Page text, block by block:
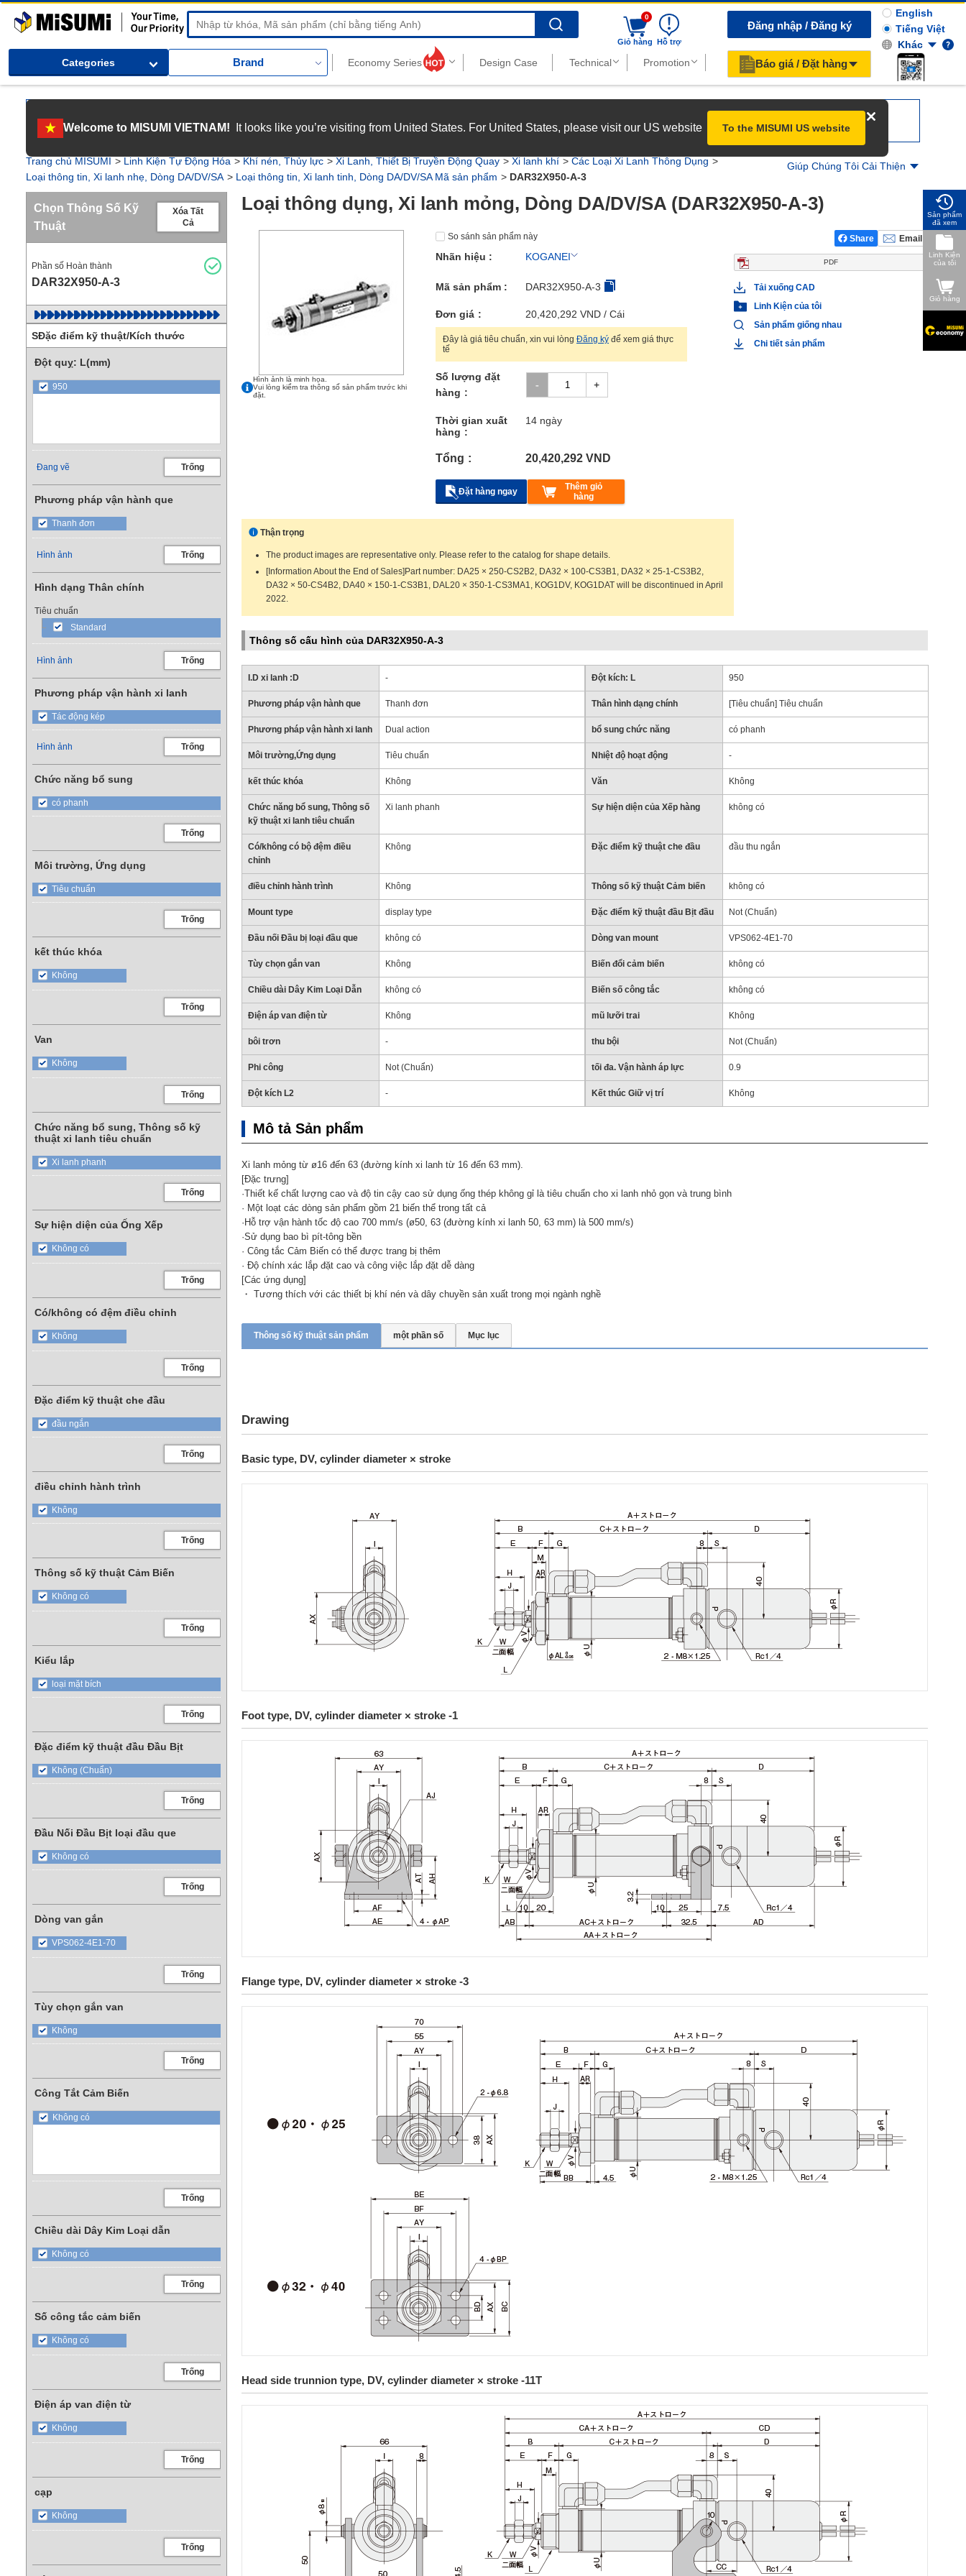
MiSUMi
Search
0
Giỏ hàng Hỗ trợ
Categories Brand
Đăng nhập / Đăng ký
Báo giá / Đặt hàng
English
Tiếng Việt
Khác
Welcome to MISUMI VIETNAM! It looks like you’re visiting from United States. For United States, please visit our US website To the MISUMI US website
[Recruitment] We're hiring! Grab your ultimate career opportunity & enjoy top-tier benefits at MISUMI Vietnam.See more
Trang chủ MISUMI Linh Kiện Tự Động Hóa Khí nén, Thủy lực Xi Lanh, Thiết Bị Truyền Động Quay Xi lanh khí
Các Loại Xi Lanh Thông Dụng
Loại thông tin, Xi lanh nhẹ, Dòng DA/DV/SA
Loại thông tin, Xi lanh tinh, Dòng DA/DV/SA Mã sản phẩm DAR32X950-A-3
Giúp Chúng Tôi Cải Thiện
Chọn Thông Số Kỹ
Thuật
Xóa Tất
Cả
Phần số Hoàn thành
DAR32X950-A-3
SĐặc điểm kỹ thuật/Kích thước
Đột quỵ: L(mm)
950
Đang vẽ Trống
Phương pháp vận hành que
Thanh đơn
Hình ảnh Trống
Hình dạng Thân chính
Tiêu chuẩn
Standard
Hình ảnh Trống
Phương pháp vận hành xi lanh
Tác động kép
Hình ảnh Trống
Chức năng bổ sung
có phanh
Trống
Môi trường, Ứng dụng
Tiêu chuẩn
Trống
kết thúc khóa
Không
Trống
Van
Không
Trống
Chức năng bổ sung, Thông số kỹ
thuật xi lanh tiêu chuẩn
Xi lanh phanh
Trống
Sự hiện diện của Ống Xếp
Không có
Trống
Có/không có đệm điều chỉnh
Không
Trống
Đặc điểm kỹ thuật che đầu
đầu ngắn
Trống
điều chỉnh hành trình
Không
Trống
Thông số kỹ thuật Cảm Biến
Không có
Trống
Kiểu lắp
loại mặt bích
Trống
Đặc điểm kỹ thuật đầu Đầu Bịt
Không (Chuẩn)
Trống
Đầu Nối Đầu Bịt loại đầu que
Không có
Trống
Dòng van gắn
VPS062-4E1-70
Trống
Tùy chọn gắn van
Không
Trống
Công Tắt Cảm Biến
Không có
Trống
Chiều dài Dây Kim Loại dẫn
Không có
Trống
Số công tắc cảm biến
Không có
Trống
Điện áp van điện từ
Không
Trống
cạp
Không
Trống
Loại thông dụng, Xi lanh mỏng, Dòng DA/DV/SA (DAR32X950-A-3)
Hình ảnh là minh họa.
Vui lòng kiểm tra thông số sản phẩm trước khi
đặt.
So sánh sản phẩm này
Nhãn hiệu : KOGANEI
Mã sản phẩm : DAR32X950-A-3
Đơn giá 20,420,292 VND / Cái
Đây là giá tiêu chuẩn, xin vui lòng Đăng ký để xem giá thực
tế
Số lượng đặt
hàng
Thời gian xuất
hàng
14 ngày
Tổng 20,420,292 VND
Đặt hàng ngay
Thêm giỏ
hàng
Thận trọng
The product images are representative only. Please refer to the catalog for shape details.
[Information About the End of Sales]Part number: DA25 × 250-CS2B2, DA32 × 100-CS3B1, DA32 × 25-1-CS3B2,
DA32 × 50-CS4B2, DA40 × 150-1-CS3B1, DAL20 × 350-1-CS3MA1, KOG1DV, KOG1DAT will be discontinued in April
2022.
Share Email
PDF
Tải xuống CAD
Linh Kiện của tôi
Sản phẩm giống nhau
Chi tiết sản phẩm
Thông số cấu hình của DAR32X950-A-3
I.D xi lanh :D - Đột kích: L 950
Phương pháp vận hành que Thanh đơn Thân hình dạng chính [Tiêu chuẩn] Tiêu chuẩn
Phương pháp vận hành xi lanh Dual action bổ sung chức năng có phanh
Môi trường,Ứng dụng Tiêu chuẩn Nhiệt độ hoạt động -
kết thúc khóa Không Văn Không
Chức năng bổ sung, Thông số
kỹ thuật xi lanh tiêu chuẩn
Xi lanh phanh Sự hiện diện của Xếp hàng không có
Có/không có bộ đệm điều
chỉnh
Không Đặc điểm kỹ thuật che đầu đầu thu ngắn
điều chỉnh hành trình Không Thông số kỹ thuật Cảm biến không có
Mount type display type Đặc điểm kỹ thuật đầu Bịt đầu Not (Chuẩn)
Đầu nối Đầu bị loại đầu que không có Dòng van mount VPS062-4E1-70
Tùy chọn gắn van Không Biến đổi cảm biến không có
Chiều dài Dây Kim Loại Dẫn không có Biến số công tắc không có
Điện áp van điện từ Không mũ lưỡi trai Không
bôi trơn - thu bội Not (Chuẩn)
Phi công Not (Chuẩn) tối đa. Vận hành áp lực 0.9
Đột kích L2 - Kết thúc Giữ vị trí Không
Mô tả Sản phẩm
Xi lanh mỏng từ ø16 đến 63 (đường kính xi lanh từ 16 đến 63 mm).
[Đặc trưng]
·Thiết kế chất lượng cao và độ tin cậy cao sử dụng ống thép không gỉ là tiêu chuẩn cho xi lanh nhỏ gọn và trung bình
· Một loạt các dòng sản phẩm gồm 21 biến thể trong tất cả
·Hỗ trợ vận hành tốc độ cao 700 mm/s (ø50, 63 (đường kính xi lanh 50, 63 mm) là 500 mm/s)
·Sử dụng bao bì pít-tông bền
· Công tắc Cảm Biến có thể được trang bị thêm
· Độ chính xác lắp đặt cao và công việc lắp đặt dễ dàng
[Các ứng dụng]
・ Tương thích với các thiết bị khí nén và dây chuyền sản xuất trong mọi ngành nghề
Thông số kỹ thuật sản phẩm một phần số Mục lục
Drawing
Basic type, DV, cylinder diameter × stroke
Foot type, DV, cylinder diameter × stroke -1
Flange type, DV, cylinder diameter × stroke -3
Head side trunnion type, DV, cylinder diameter × stroke -11T
Sản phẩm
đã xem
Linh Kiện
của tôi
Giỏ hàng